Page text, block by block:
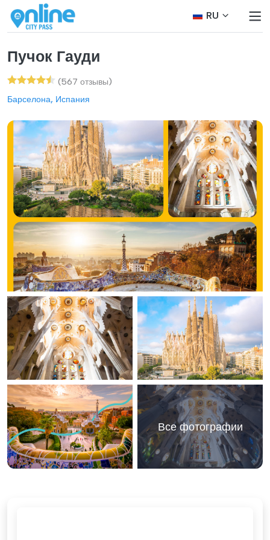
RU
Пучок Гауди
(567 отзывы)
Барселона, Испания
Все фотографии